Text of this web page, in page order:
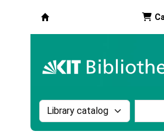
Search the catalog by: